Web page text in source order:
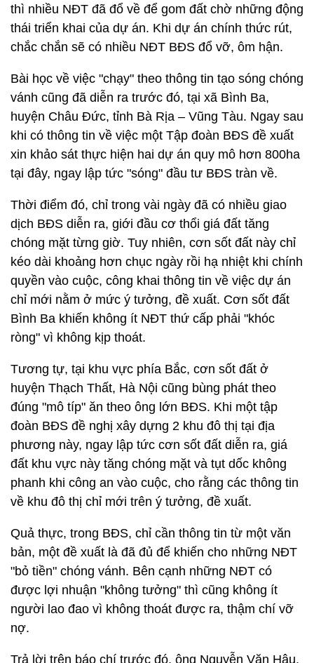
thì nhiều NĐT đã đổ về để gom đất chờ những động
thái triển khai của dự án. Khi dự án chính thức rút,
chắc chắn sẽ có nhiều NĐT BĐS đổ vỡ, ôm hận.
Bài học về việc "chạy" theo thông tin tạo sóng chóng
vánh cũng đã diễn ra trước đó, tại xã Bình Ba,
huyện Châu Đức, tỉnh Bà Rịa – Vũng Tàu. Ngay sau
khi có thông tin về việc một Tập đoàn BĐS đề xuất
xin khảo sát thực hiện hai dự án quy mô hơn 800ha
tại đây, ngay lập tức "sóng" đầu tư BĐS tràn về.
Thời điểm đó, chỉ trong vài ngày đã có nhiều giao
dịch BĐS diễn ra, giới đầu cơ thổi giá đất tăng
chóng mặt từng giờ. Tuy nhiên, cơn sốt đất này chỉ
kéo dài khoảng hơn chục ngày rồi hạ nhiệt khi chính
quyền vào cuộc, công khai thông tin về việc dự án
chỉ mới nằm ở mức ý tưởng, đề xuất. Cơn sốt đất
Bình Ba khiến không ít NĐT thứ cấp phải "khóc
ròng" vì không kịp thoát.
Tương tự, tại khu vực phía Bắc, cơn sốt đất ở
huyện Thạch Thất, Hà Nội cũng bùng phát theo
đúng "mô típ" ăn theo ông lớn BĐS. Khi một tập
đoàn BĐS đề nghị xây dựng 2 khu đô thị tại địa
phương này, ngay lập tức cơn sốt đất diễn ra, giá
đất khu vực này tăng chóng mặt và tụt dốc không
phanh khi công an vào cuộc, cho rằng các thông tin
về khu đô thị chỉ mới trên ý tưởng, đề xuất.
Quả thực, trong BĐS, chỉ cần thông tin từ một văn
bản, một đề xuất là đã đủ để khiến cho những NĐT
"bỏ tiền" chóng vánh. Bên cạnh những NĐT có
được lợi nhuận "không tưởng" thì cũng không ít
người lao đao vì không thoát được ra, thậm chí vỡ
nợ.
Trả lời trên báo chí trước đó, ông Nguyễn Văn Hậu,